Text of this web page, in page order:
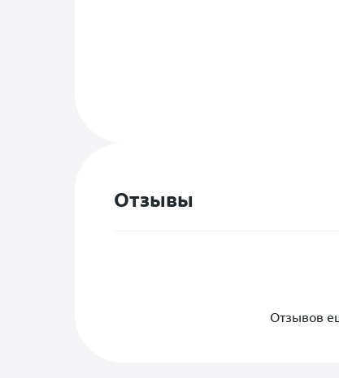
записаться на прием
Отзывы
Отзывов